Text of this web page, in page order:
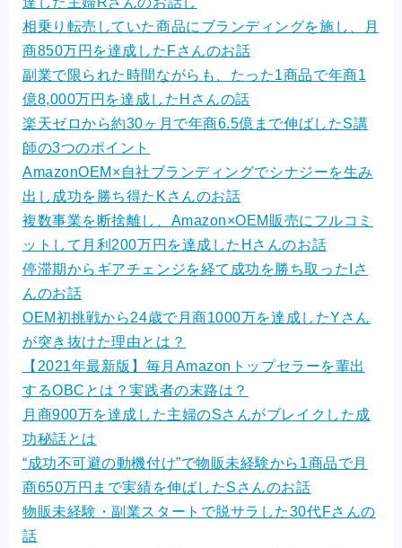
相乗り転売していた商品にブランディングを施し、月
商850万円を達成したFさんのお話
副業で限られた時間ながらも、たった1商品で年商1
億8,000万円を達成したHさんの話
楽天ゼロから約30ヶ月で年商6.5億まで伸ばしたS講
師の3つのポイント
AmazonOEM×自社ブランディングでシナジーを生み
出し成功を勝ち得たKさんのお話
複数事業を断捨離し、Amazon×OEM販売にフルコミ
ットして月利200万円を達成したHさんのお話
停滞期からギアチェンジを経て成功を勝ち取ったIさ
んのお話
OEM初挑戦から24歳で月商1000万を達成したYさん
が突き抜けた理由とは？
【2021年最新版】毎月Amazonトップセラーを輩出
するOBCとは？実践者の末路は？
月商900万を達成した主婦のSさんがブレイクした成
功秘話とは
“成功不可避の動機付け”で物販未経験から1商品で月
商650万円まで実績を伸ばしたSさんのお話
物販未経験・副業スタートで脱サラした30代Fさんの
話